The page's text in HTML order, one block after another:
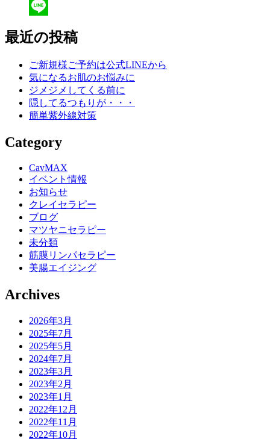
Twitter
最近の投稿
ご新規様ご予約は公式LINEから
気になるお肌のお悩みに
ジメジメしてくる前に
隠してるつもりが・・・
簡単紫外線対策
Category
CavMAX
イベント情報
お知らせ
クレイセラピー
ブログ
マツヤニセラピー
未分類
筋膜リンパセラピー
美腸エイジング
Archives
2026年3月
2025年7月
2025年5月
2024年7月
2023年3月
2023年2月
2023年1月
2022年12月
2022年11月
2022年10月